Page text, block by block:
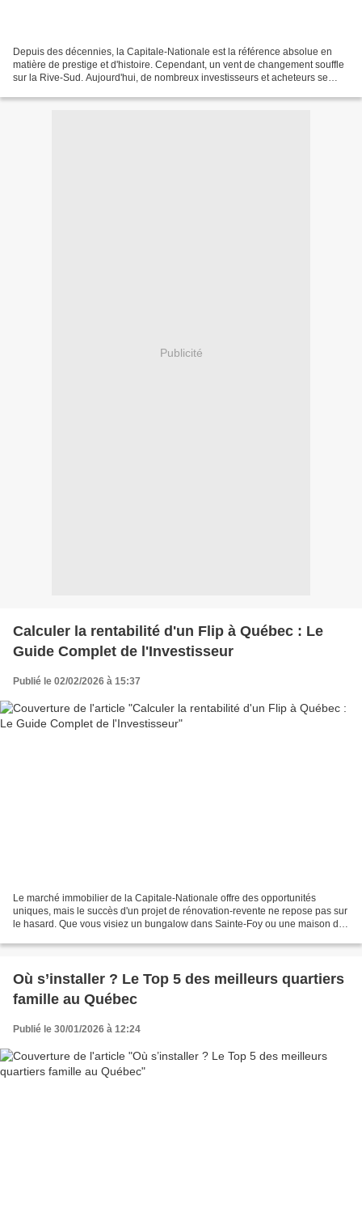
Depuis des décennies, la Capitale-Nationale est la référence absolue en
matière de prestige et d'histoire. Cependant, un vent de changement souffle
sur la Rive-Sud. Aujourd'hui, de nombreux investisseurs et acheteurs se
Publicité
Calculer la rentabilité d'un Flip à Québec : Le
Guide Complet de l'Investisseur
Publié le 02/02/2026 à 15:37
Le marché immobilier de la Capitale-Nationale offre des opportunités
uniques, mais le succès d'un projet de rénovation-revente ne repose pas sur
le hasard. Que vous visiez un bungalow dans Sainte-Foy ou une maison de
Où s’installer ? Le Top 5 des meilleurs quartiers
famille au Québec
Publié le 30/01/2026 à 12:24